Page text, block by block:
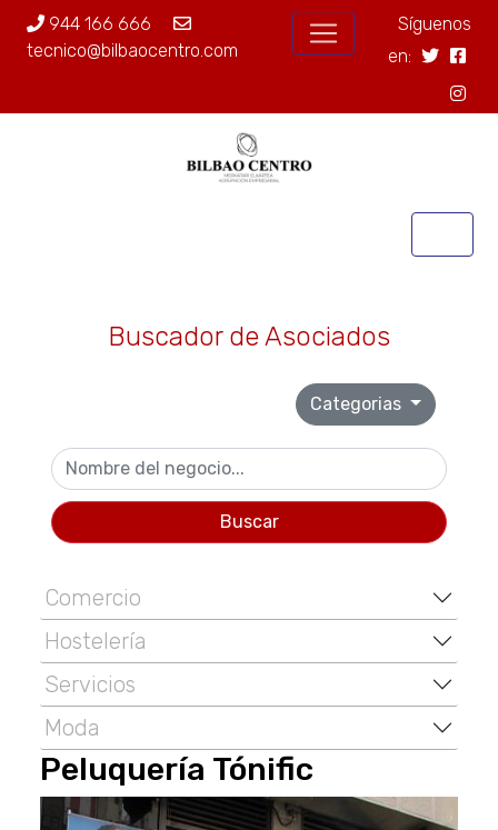
944 166 666
tecnico@bilbaocentro.com
Síguenos
en:
Buscador de Asociados
Categorias
Buscar
Comercio
Hostelería
Servicios
Moda
Peluquerí­a Tónific